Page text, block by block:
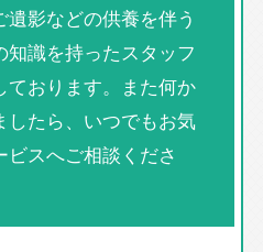
影などの供養を伴う
識を持ったスタッフ
ております。また何か
したら、いつでもお気
スへご相談くださ